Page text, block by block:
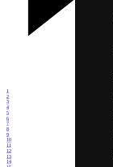
1
2
3
4
5
6
7
8
9
10
11
12
13
14